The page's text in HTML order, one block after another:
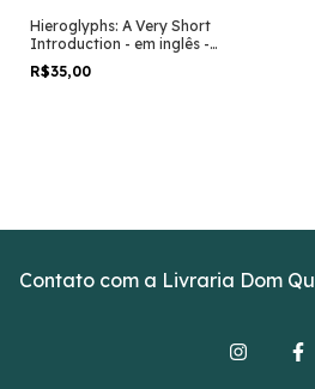
Hieroglyphs: A Very Short
Introduction - em inglês -
Penelope Wilson
R$35,00
Contato com a Livraria Dom